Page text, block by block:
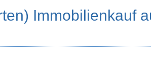
Immobilienkauf